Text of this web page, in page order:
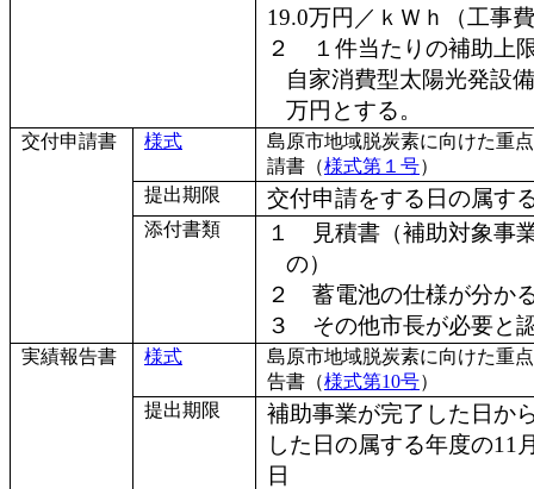
19.0万円／ｋＷｈ（工事
２ １件当たりの補助上
自家消費型太陽光発設
万円とする。
交付申請書 様式
島原市地域脱炭素に向けた重
請書（様式第１号）
提出期限
交付申請をする日の属す
添付書類
１ 見積書（補助対象事
の）
２ 蓄電池の仕様が分か
３ その他市長が必要と
実績報告書 様式
島原市地域脱炭素に向けた重
告書（様式第10号）
提出期限
補助事業が完了した日か
した日の属する年度の11
日